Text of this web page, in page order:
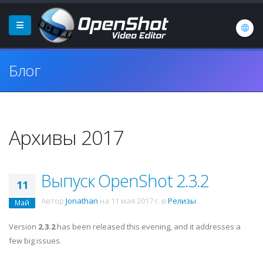
Блог
Архивы 2017
11
Май
Выпуск OpenShot 2.3.2
Автор Jonathan на 11 мая 2017 г. в Релизы .
Version 2.3.2has been released this evening, and it addresses a
few big issues.